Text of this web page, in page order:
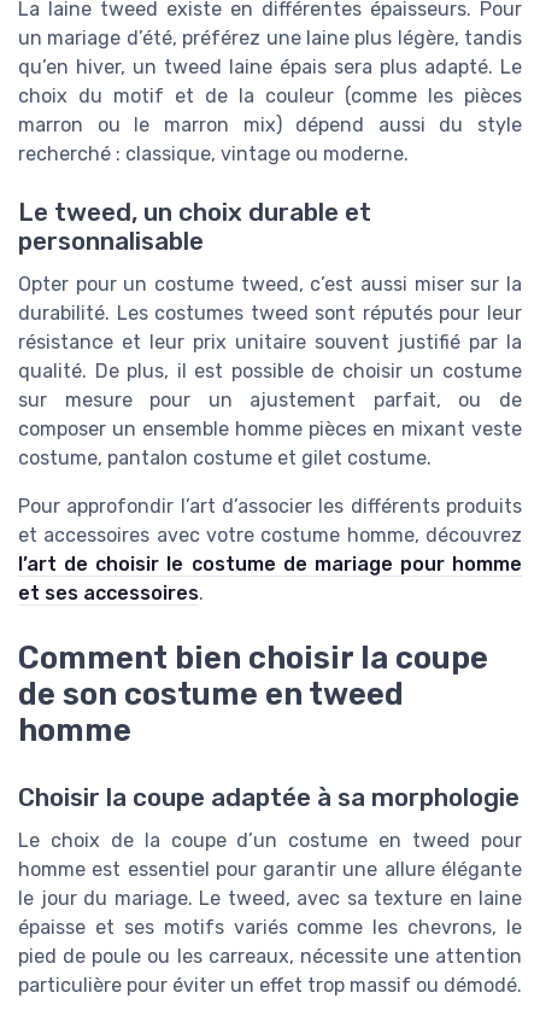
La laine tweed existe en différentes épaisseurs. Pour
un mariage d’été, préférez une laine plus légère, tandis
qu’en hiver, un tweed laine épais sera plus adapté. Le
choix du motif et de la couleur (comme les pièces
marron ou le marron mix) dépend aussi du style
recherché : classique, vintage ou moderne.
Le tweed, un choix durable et
personnalisable
Opter pour un costume tweed, c’est aussi miser sur la
durabilité. Les costumes tweed sont réputés pour leur
résistance et leur prix unitaire souvent justifié par la
qualité. De plus, il est possible de choisir un costume
sur mesure pour un ajustement parfait, ou de
composer un ensemble homme pièces en mixant veste
costume, pantalon costume et gilet costume.
Pour approfondir l’art d’associer les différents produits
et accessoires avec votre costume homme, découvrez
l’art de choisir le costume de mariage pour homme
et ses accessoires.
Comment bien choisir la coupe
de son costume en tweed
homme
Choisir la coupe adaptée à sa morphologie
Le choix de la coupe d’un costume en tweed pour
homme est essentiel pour garantir une allure élégante
le jour du mariage. Le tweed, avec sa texture en laine
épaisse et ses motifs variés comme les chevrons, le
pied de poule ou les carreaux, nécessite une attention
particulière pour éviter un effet trop massif ou démodé.